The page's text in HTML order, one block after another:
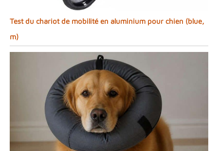
Test du chariot de mobilité en aluminium pour chien (blue,
m)